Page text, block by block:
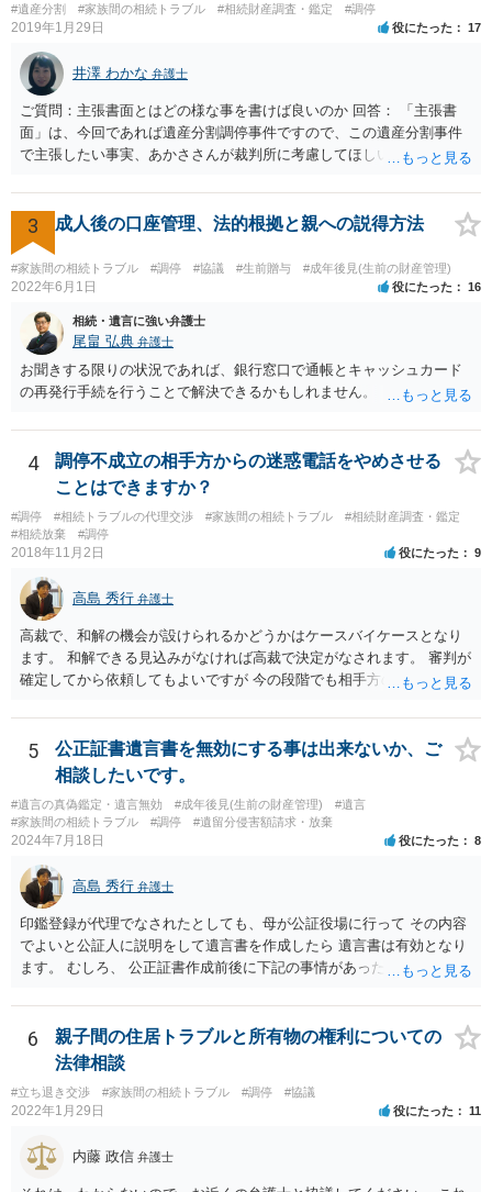
#遺産分割 #家族間の相続トラブル #相続財産調査・鑑定 #調停
2019年1月29日 役にたった 17
井澤 わかな 弁護士
ご質問：主張書面とはどの様な事を書けば良いのか 回答： 「主張書
面」は、今回であれば遺産分割調停事件ですので、この遺産分割事件
で主張したい事実、あかささんが裁判所に考慮してほしいと思う、亡
ります。 もし、主張したい事実や考慮してほしい事情に関連して
資料を持っているようであれば、主張書面とは別で提出できます。も
し、お姉さんに見られたくないような資料がある場合、「非開示の希
望に関する申出書」と共に提出することも考えられます。 ご質問：書
いた方が良い事と書かない方が良い事 回答： お姉さんが申立書の「申
立ての趣旨」のところに書いている遺産の分け方に対して意見があれ
ば、まずそれを書くとよいです。 次に「申立ての理由」のところに、
なぜ調停を申し立てたのか(例えば、あかささんと話合いが出来ない／
決裂した、など)や亡くなった方・あかささん・お姉さん間の事情やい
きさつなどが書かれていると思うので、あかささんから見てそれは違
分けるかを決めるについてあかささんが重要だと考える事情があれば
(例えば、○○のときにお姉さんは亡くなった方からお金を援助してもら
産分割に関係ない(と思われる)いきさつを沢山盛り込むことだと考えま
す(あくまで遺産分割に関係することに留める方が、裁判所や調停委員
3 成人後の口座管理、法的根拠と親への説得方法
#家族間の相続トラブル #調停 #協議 #生前贈与 #成年後見(生前の財産管理)
2022年6月1日 役にたった 16
相続・遺言に強い弁護士
尾畠 弘典 弁護士
お聞きする限りの状況であれば、銀行窓口で通帳とキャッシュカード
の再発行手続を行うことで解決できるかもしれません。
4
調停不成立の相手方からの迷惑電話をやめさせる
ことはできますか？
#調停 #相続トラブルの代理交渉 #家族間の相続トラブル
#相続財産調査・鑑定
#相続放棄
#調停
2018年11月2日 役にたった 9
高島 秀行 弁護士
高裁で、和解の機会が設けられるかどうかはケースバイケースとなり
ます。 和解できる見込みがなければ高裁で決定がなされます。 審判が
確定してから依頼してもよいですが 今の段階でも相手方の連絡が迷惑
5
公正証書遺言書を無効にする事は出来ないか、ご
相談したいです。
#遺言の真偽鑑定・遺言無効 #成年後見(生前の財産管理)
#遺言
#家族間の相続トラブル
#調停 #遺留分侵害額請求・放棄
2024年7月18日 役にたった 8
高島 秀行 弁護士
印鑑登録が代理でなされたとしても、母が公証役場に行って その内容
でよいと公証人に説明をして遺言書を作成したら 遺言書は有効となり
ます。 むしろ、 公正証書作成前後に下記の事情があったことが証明で
月に携帯が新しくなった母からの第一声は「ここにいたら殺される」
「面会に来てくれ」で、長男に聞くと「面会は出来ない。俺は携帯電
話の使い方を教える為に会っている」「母の話は聞かなくて良い」と
電話が切れました。その後の電話でも「食事に毒が入っている」「体
にチップが埋められている」等、おかしかったです。 当時の診療記
録、介護認定の資料、介護記録を取得して 弁護士に面談で相談された
方がよいと思います。
6
親子間の住居トラブルと所有物の権利についての
法律相談
#立ち退き交渉 #家族間の相続トラブル #調停 #協議
2022年1月29日 役にたった 11
内藤 政信 弁護士